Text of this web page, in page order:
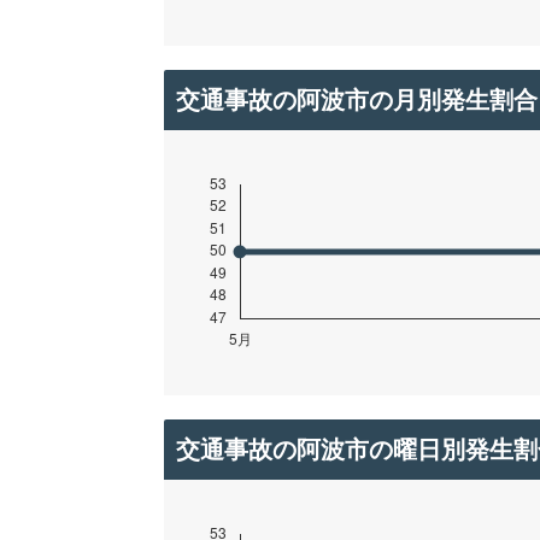
交通事故の阿波市の月別発生割合
交通事故の阿波市の曜日別発生